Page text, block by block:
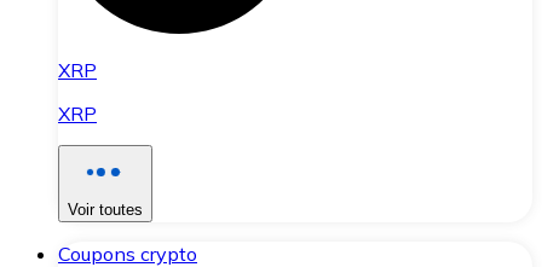
XRP
XRP
Voir toutes
Coupons crypto